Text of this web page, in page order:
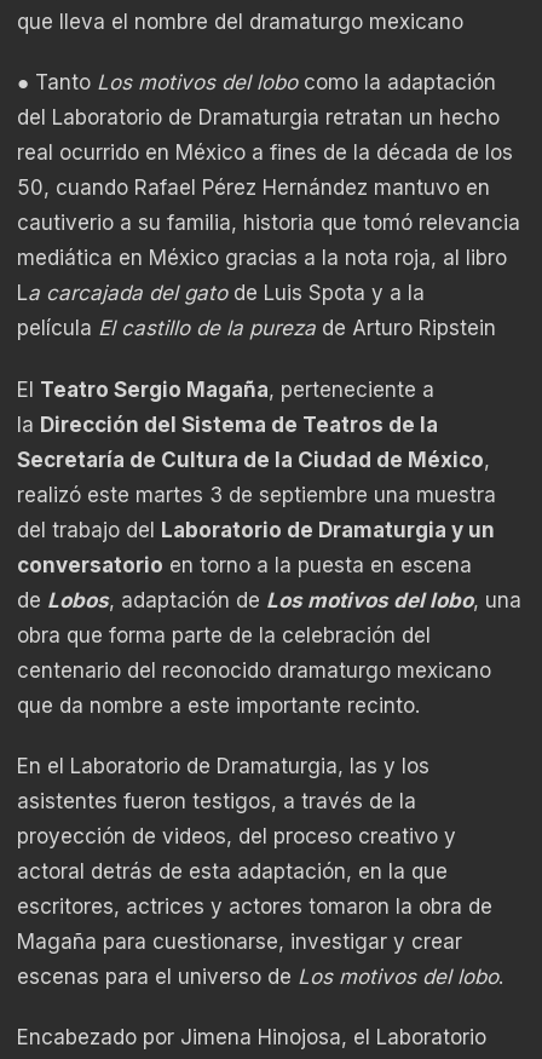
que lleva el nombre del dramaturgo mexicano
● Tanto Los motivos del lobocomo la adaptación
del Laboratorio de Dramaturgia retratan un hecho
real ocurrido en México a fines de la década de los
50, cuando Rafael Pérez Hernández mantuvo en
cautiverio a su familia, historia que tomó relevancia
mediática en México gracias a la nota roja, al libro
La carcajada del gatode Luis Spota y a la
película El castillo de la pureza de Arturo Ripstein
El Teatro Sergio Magaña, perteneciente a
la Dirección del Sistema de Teatros de la
Secretaría de Cultura de la Ciudad de México,
realizó este martes 3 de septiembre una muestra
del trabajo del Laboratorio de Dramaturgia y un
conversatorio en torno a la puesta en escena
de Lobos, adaptación de Los motivos del lobo, una
obra que forma parte de la celebración del
centenario del reconocido dramaturgo mexicano
que da nombre a este importante recinto.
En el Laboratorio de Dramaturgia, las y los
asistentes fueron testigos, a través de la
proyección de videos, del proceso creativo y
actoral detrás de esta adaptación, en la que
escritores, actrices y actores tomaron la obra de
Magaña para cuestionarse, investigar y crear
escenas para el universo de Los motivos del lobo.
Encabezado por Jimena Hinojosa, el Laboratorio